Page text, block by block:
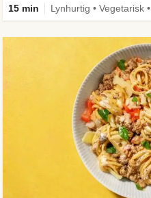
15 min